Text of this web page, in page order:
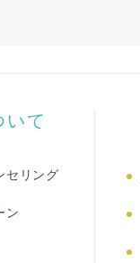
いて
セリング
ン